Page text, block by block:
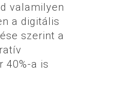
valamilyen
a digitális
szerint a
40%-a is